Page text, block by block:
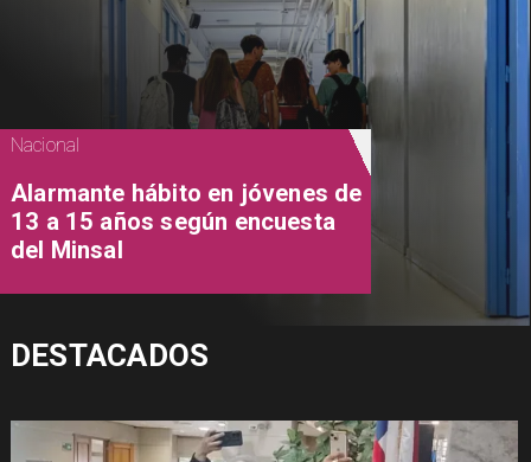
Nacional
Alarmante hábito en jóvenes de
13 a 15 años según encuesta
del Minsal
DESTACADOS